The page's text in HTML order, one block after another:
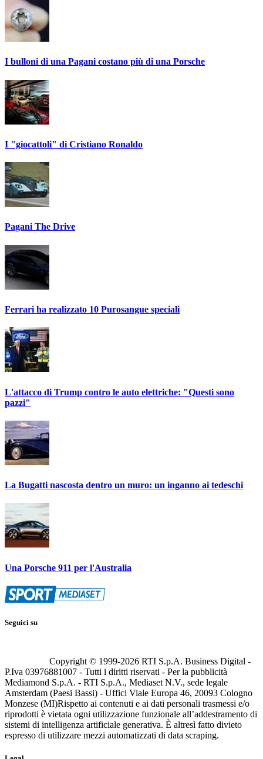
I bulloni di una Pagani costano più di una Porsche
I "giocattoli" di Cristiano Ronaldo
Pagani The Drive
Ferrari ha realizzato 10 Purosangue speciali
L'attacco di Trump contro le auto elettriche: "Questi sono
pazzi"
La Bugatti nascosta dentro un muro: un inganno ai tedeschi
Una Porsche 911 per l'Australia
Seguici su
Copyright © 1999-2026 RTI S.p.A. Business Digital -
P.Iva 03976881007 - Tutti i diritti riservati - Per la pubblicità
Mediamond S.p.A. - RTI S.p.A., Mediaset N.V., sede legale
Amsterdam (Paesi Bassi) - Uffici Viale Europa 46, 20093 Cologno
Monzese (MI)Rispetto ai contenuti e ai dati personali trasmessi e/o
riprodotti è vietata ogni utilizzazione funzionale all’addestramento di
sistemi di intelligenza artificiale generativa. È altresì fatto divieto
espresso di utilizzare mezzi automatizzati di data scraping.